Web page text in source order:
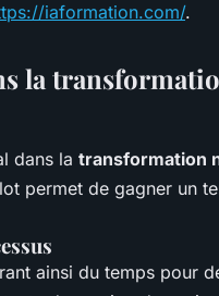
iaformation.com/.
la
dans la transformation
permet de gagner un
ainsi du temps pour